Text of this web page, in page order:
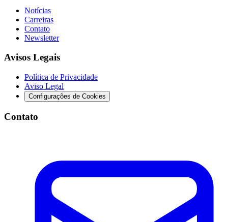
Notícias
Carreiras
Contato
Newsletter
Avisos Legais
Política de Privacidade
Aviso Legal
Configurações de Cookies
Contato